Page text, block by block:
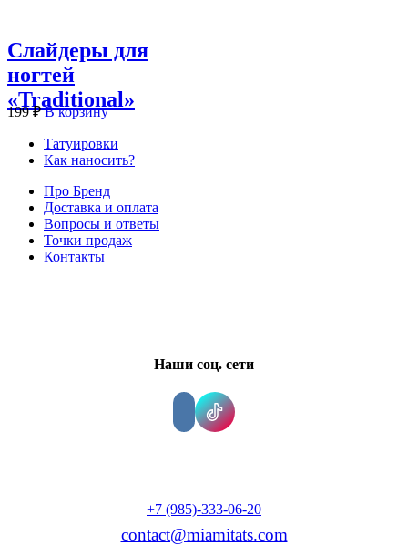
Слайдеры для
ногтей
«Traditional»
199₽ В корзину
Татуировки
Как наносить?
Про Бренд
Доставка и оплата
Вопросы и ответы
Точки продаж
Контакты
Наши соц. сети
+7 (985)-333-06-20
contact@miamitats.com